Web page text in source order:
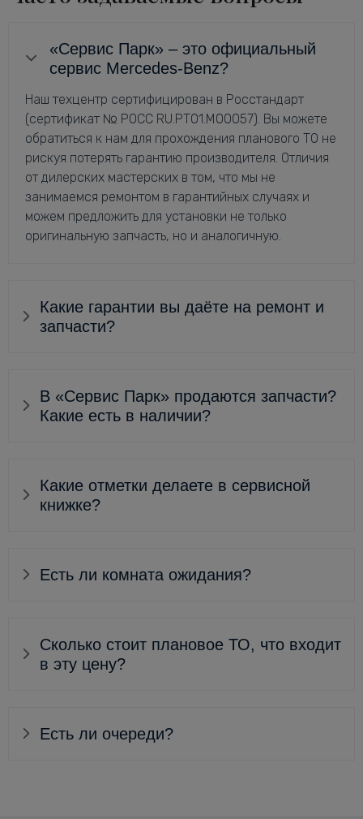
«Сервис Парк» – это официальный
сервис Mercedes-Benz?
Наш техцентр сертифицирован в Росстандарт
(сертификат № РОСС RU.РТ01.М00057). Вы можете
обратиться к нам для прохождения планового ТО не
рискуя потерять гарантию производителя. Отличия
от дилерских мастерских в том, что мы не
занимаемся ремонтом в гарантийных случаях и
можем предложить для установки не только
оригинальную запчасть, но и аналогичную.
Какие гарантии вы даёте на ремонт и
запчасти?
В «Сервис Парк» продаются запчасти?
Какие есть в наличии?
Какие отметки делаете в сервисной
книжке?
Есть ли комната ожидания?
Сколько стоит плановое ТО, что входит
в эту цену?
Есть ли очереди?